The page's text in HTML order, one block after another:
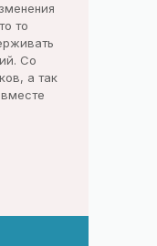
то
Со
а так